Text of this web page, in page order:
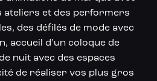
ateliers et des performers
des défilés de mode avec
accueil d’un coloque de
nuit avec des espaces
de réaliser vos plus gros